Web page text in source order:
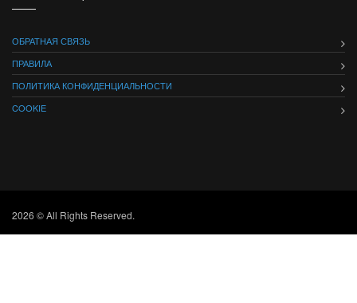
ОБРАТНАЯ СВЯЗЬ
ПРАВИЛА
ПОЛИТИКА КОНФИДЕНЦИАЛЬНОСТИ
COOKIE
2026 © All Rights Reserved.